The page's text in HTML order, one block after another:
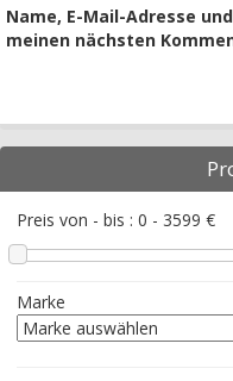
Name, E-Mail-Adresse
meinen nächsten
Preis von - bis : 0 - 3599 €
Marke